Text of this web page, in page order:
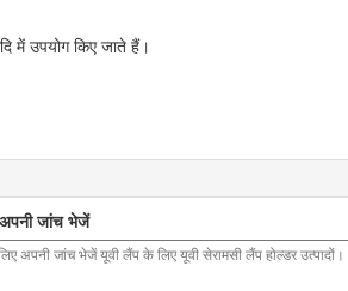
में उपयोग किए जाते हैं।
जांच भेजें